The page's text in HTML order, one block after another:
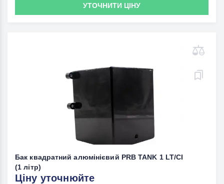
УТОЧНИТИ ЦІНУ
Бак квадратний алюмінієвий PRB TANK 1 LT/CI
(1 літр)
Ціну уточнюйте